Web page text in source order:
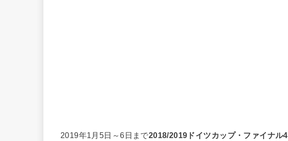
2019年1月5日～6日まで2018/2019ドイツカップ・ファイナル4